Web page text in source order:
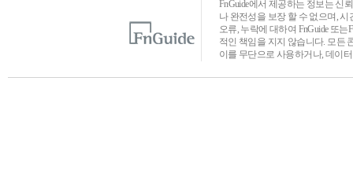
FnGuide에서 제공하는 정보는 신
나 완전성을 보장 할 수 없으며,
오류, 누락에 대하여 FnGuide 또
적인 책임을 지지 않습니다. 모든
이를 무단으로 사용하거나, 데이